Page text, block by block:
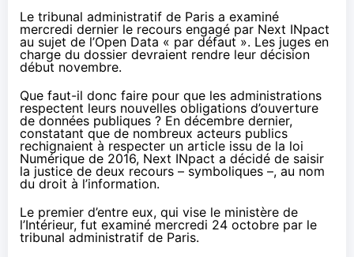
Le tribunal administratif de Paris a examiné
mercredi dernier le recours engagé par Next INpact
au sujet de l’Open Data « par défaut ». Les juges en
charge du dossier devraient rendre leur décision
début novembre.
Que faut-il donc faire pour que les administrations
respectent leurs nouvelles obligations d’ouverture
de données publiques ? En décembre dernier,
constatant que de nombreux acteurs publics
rechignaient à respecter un article issu de la loi
Numérique de 2016, Next INpact a décidé de saisir
la justice de deux recours – symboliques –, au nom
du droit à l’information.
Le premier d’entre eux, qui vise le ministère de
l’Intérieur, fut examiné mercredi 24 octobre par le
tribunal administratif de Paris.